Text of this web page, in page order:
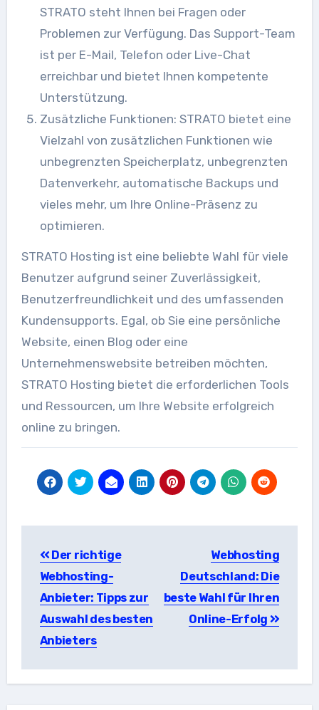
STRATO steht Ihnen bei Fragen oder
Problemen zur Verfügung. Das Support-Team
ist per E-Mail, Telefon oder Live-Chat
erreichbar und bietet Ihnen kompetente
Unterstützung.
Zusätzliche Funktionen: STRATO bietet eine
Vielzahl von zusätzlichen Funktionen wie
unbegrenzten Speicherplatz, unbegrenzten
Datenverkehr, automatische Backups und
vieles mehr, um Ihre Online-Präsenz zu
optimieren.
STRATO Hosting ist eine beliebte Wahl für viele
Benutzer aufgrund seiner Zuverlässigkeit,
Benutzerfreundlichkeit und des umfassenden
Kundensupports. Egal, ob Sie eine persönliche
Website, einen Blog oder eine
Unternehmenswebsite betreiben möchten,
STRATO Hosting bietet die erforderlichen Tools
und Ressourcen, um Ihre Website erfolgreich
online zu bringen.
Der richtige
Webhosting-
Anbieter: Tipps zur
Auswahl des besten
Anbieters
Webhosting
Deutschland: Die
beste Wahl für Ihren
Online-Erfolg